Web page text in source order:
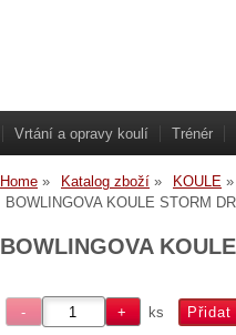
Vrtání a opravy koulí Trénér
Home Katalog zboží
KOULE
BOWLINGOVA KOULE STORM
BOWLINGOVA
ks